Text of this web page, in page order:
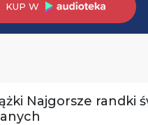
KUP W
Najgorsze randki